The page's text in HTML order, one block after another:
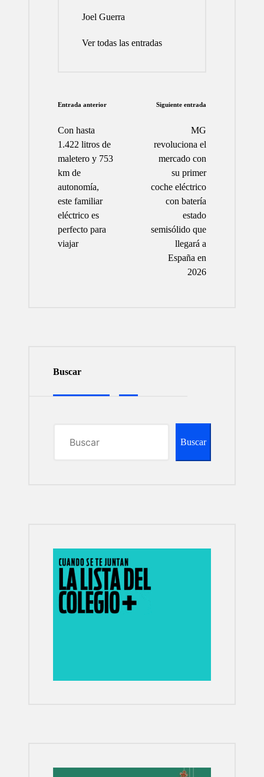
Joel Guerra
Ver todas las entradas
Navegación
de
entradas
Entrada anterior
Con hasta
1.422 litros de
maletero y 753
km de
autonomía,
este familiar
eléctrico es
perfecto para
viajar
Siguiente entrada
MG
revoluciona el
mercado con
su primer
coche eléctrico
con batería
estado
semisólido que
llegará a
España en
2026
Buscar
Buscar